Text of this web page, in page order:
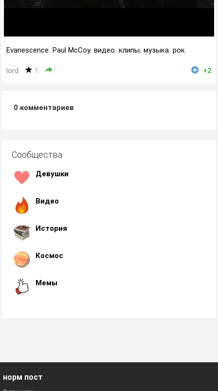
Evanescence, Paul McCoy, видео, клипы, музыка, рок
lord 1 +2
0 комментариев
Сообщества
Девушки
Видео
История
Космос
Мемы
норм пост